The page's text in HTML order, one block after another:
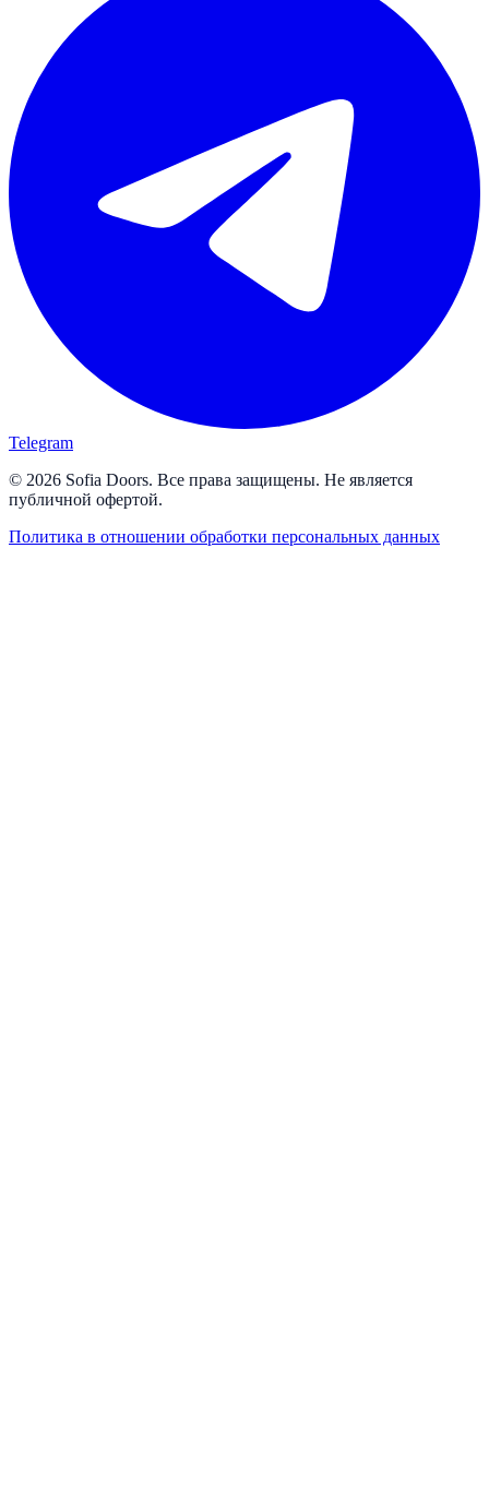
Telegram
© 2026 Sofia Doors. Все права защищены. Не является
публичной офертой.
Политика в отношении обработки персональных данных